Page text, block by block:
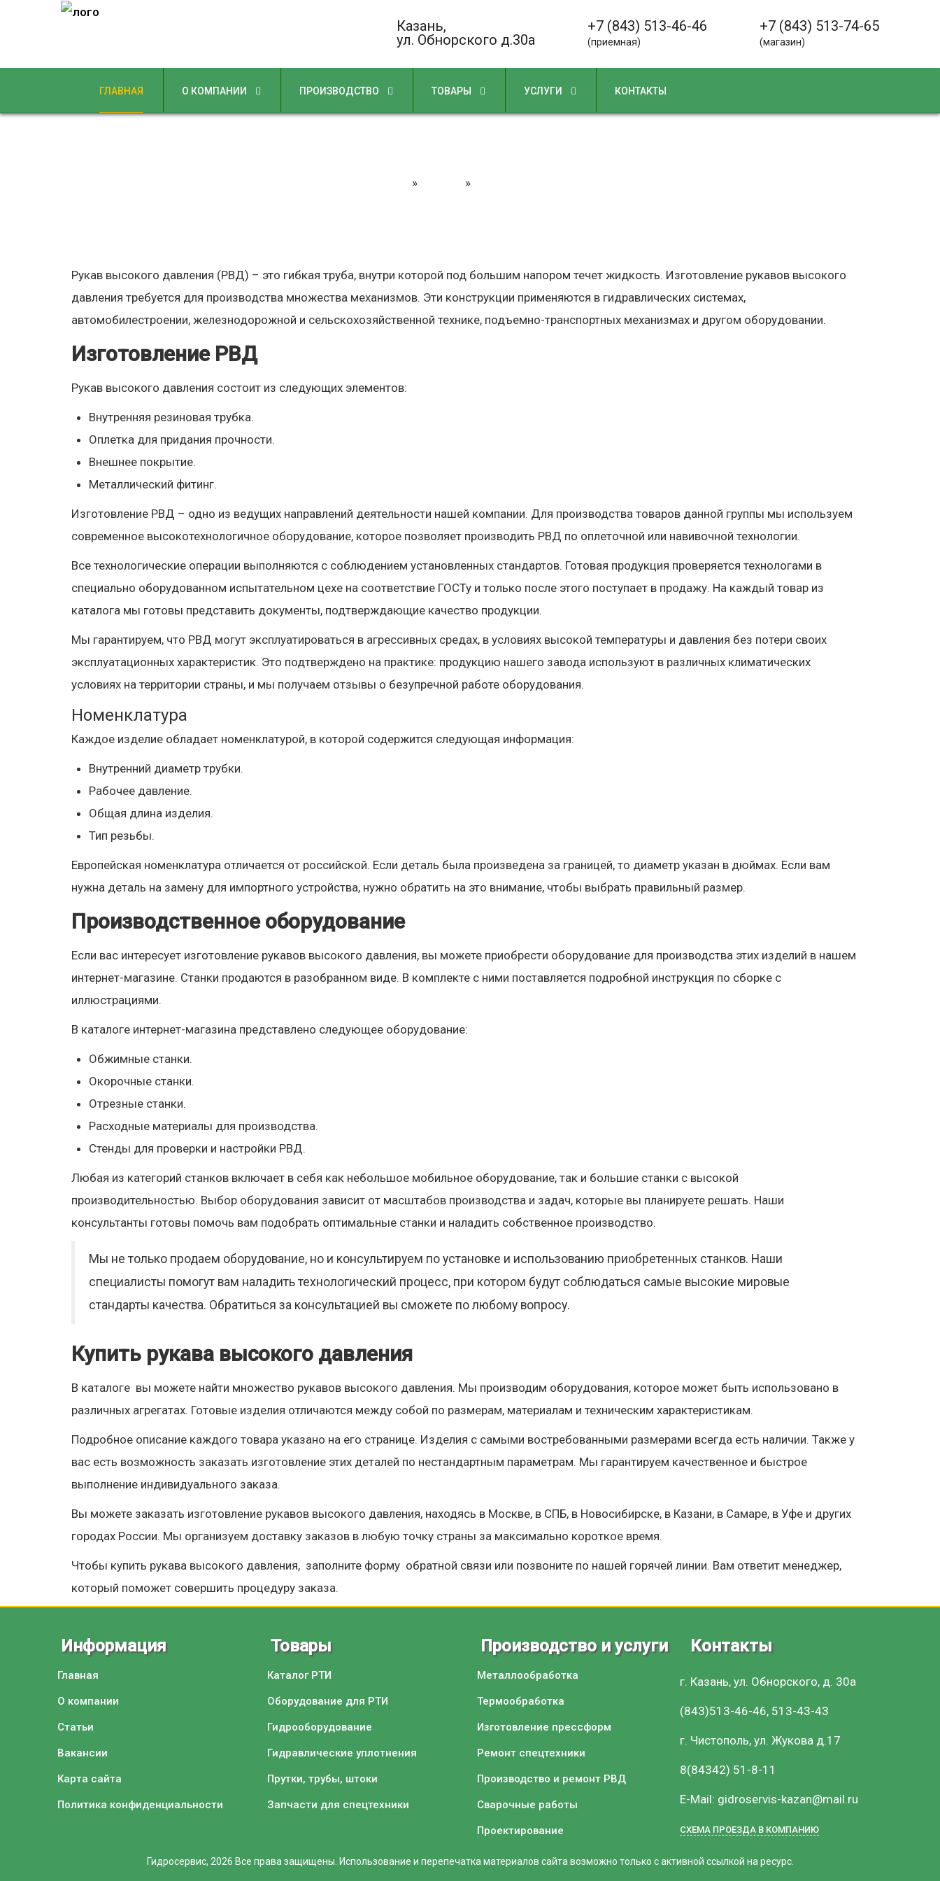
Казань,
ул. Обнорского д.30а
+7 (843) 513-46-46
(приемная)
+7 (843) 513-74-65
(магазин)
ГЛАВНАЯ О КОМПАНИИ ПРОИЗВОДСТВО ТОВАРЫ УСЛУГИ КОНТАКТЫ
» »
Рукав высокого давления (РВД) – это гибкая труба, внутри которой под большим напором течет жидкость. Изготовление рукавов высокого
давления требуется для производства множества механизмов. Эти конструкции применяются в гидравлических системах,
автомобилестроении, железнодорожной и сельскохозяйственной технике, подъемно-транспортных механизмах и другом оборудовании.
Изготовление РВД
Рукав высокого давления состоит из следующих элементов:
Внутренняя резиновая трубка.
Оплетка для придания прочности.
Внешнее покрытие.
Металлический фитинг.
Изготовление РВД – одно из ведущих направлений деятельности нашей компании. Для производства товаров данной группы мы используем
современное высокотехнологичное оборудование, которое позволяет производить РВД по оплеточной или навивочной технологии.
Все технологические операции выполняются с соблюдением установленных стандартов. Готовая продукция проверяется технологами в
специально оборудованном испытательном цехе на соответствие ГОСТу и только после этого поступает в продажу. На каждый товар из
каталога мы готовы представить документы, подтверждающие качество продукции.
Мы гарантируем, что РВД могут эксплуатироваться в агрессивных средах, в условиях высокой температуры и давления без потери своих
эксплуатационных характеристик. Это подтверждено на практике: продукцию нашего завода используют в различных климатических
условиях на территории страны, и мы получаем отзывы о безупречной работе оборудования.
Номенклатура
Каждое изделие обладает номенклатурой, в которой содержится следующая информация:
Внутренний диаметр трубки.
Рабочее давление.
Общая длина изделия.
Тип резьбы.
Европейская номенклатура отличается от российской. Если деталь была произведена за границей, то диаметр указан в дюймах. Если вам
нужна деталь на замену для импортного устройства, нужно обратить на это внимание, чтобы выбрать правильный размер.
Производственное оборудование
Если вас интересует изготовление рукавов высокого давления, вы можете приобрести оборудование для производства этих изделий в нашем
интернет-магазине. Станки продаются в разобранном виде. В комплекте с ними поставляется подробной инструкция по сборке с
иллюстрациями.
В каталоге интернет-магазина представлено следующее оборудование:
Обжимные станки.
Окорочные станки.
Отрезные станки.
Расходные материалы для производства.
Стенды для проверки и настройки РВД.
Любая из категорий станков включает в себя как небольшое мобильное оборудование, так и большие станки с высокой
производительностью. Выбор оборудования зависит от масштабов производства и задач, которые вы планируете решать. Наши
консультанты готовы помочь вам подобрать оптимальные станки и наладить собственное производство.
Мы не только продаем оборудование, но и консультируем по установке и использованию приобретенных станков. Наши
специалисты помогут вам наладить технологический процесс, при котором будут соблюдаться самые высокие мировые
стандарты качества. Обратиться за консультацией вы сможете по любому вопросу.
Купить рукава высокого давления
В каталоге вы можете найти множество рукавов высокого давления. Мы производим оборудования, которое может быть использовано в
различных агрегатах. Готовые изделия отличаются между собой по размерам, материалам и техническим характеристикам.
Подробное описание каждого товара указано на его странице. Изделия с самыми востребованными размерами всегда есть наличии. Также у
вас есть возможность заказать изготовление этих деталей по нестандартным параметрам. Мы гарантируем качественное и быстрое
выполнение индивидуального заказа.
Вы можете заказать изготовление рукавов высокого давления, находясь в Москве, в СПБ, в Новосибирске, в Казани, в Самаре, в Уфе и других
городах России. Мы организуем доставку заказов в любую точку страны за максимально короткое время.
Чтобы купить рукава высокого давления, заполните форму обратной связи или позвоните по нашей горячей линии. Вам ответит менеджер,
который поможет совершить процедуру заказа.
Информация
Главная
О компании
Статьи
Вакансии
Карта сайта
Политика конфиденциальности
Товары
Каталог РТИ
Оборудование для РТИ
Гидрооборудование
Гидравлические уплотнения
Прутки, трубы, штоки
Запчасти для спецтехники
Производство и услуги
Металлообработка
Термообработка
Изготовление прессформ
Ремонт спецтехники
Производство и ремонт РВД
Сварочные работы
Проектирование
Контакты
г. Казань, ул. Обнорского, д. 30а
(843)513-46-46, 513-43-43
г. Чистополь, ул. Жукова д.17
8(84342) 51-8-11
E-Mail: gidroservis-kazan@mail.ru
СХЕМА ПРОЕЗДА В КОМПАНИЮ
Гидросервис, 2026 Все права защищены. Использование и перепечатка материалов сайта возможно только с активной ссылкой на ресурс.